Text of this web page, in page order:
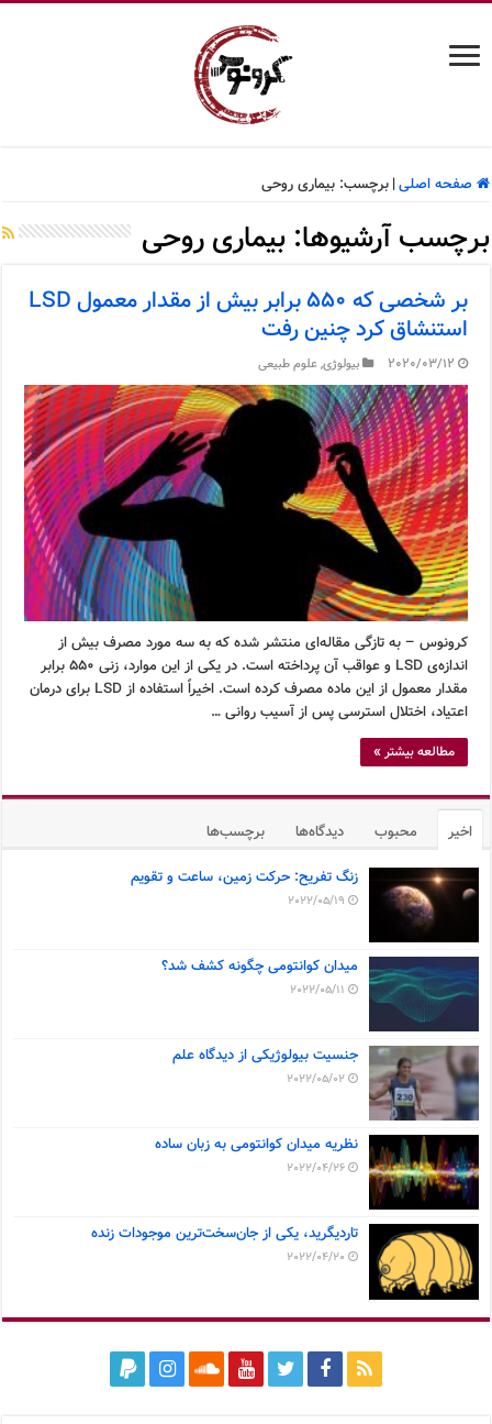
صفحه اصلی| برچسب:بیماری روحی
برچسب آرشیوها:بیماری روحی
بر شخصی که ۵۵۰ برابر بیش از مقدار معمول LSD
استنشاق کرد چنین رفت
2020/03/12 بیولوژی,علوم طبیعی
کرونوس – به تازگی مقاله‌ای منتشر شده که به سه مورد مصرف بیش از
اندازه‌ی LSD و عواقب آن پرداخته است. در یکی از این موارد، زنی ۵۵۰ برابر
مقدار معمول از این ماده مصرف کرده است. اخیراً استفاده از LSD برای درمان
اعتیاد، اختلال استرسی پس از آسیب روانی …
مطالعه بیشتر »
اخیر محبوب دیدگاه‌ها برچسب‌ها
زنگ تفریح: حرکت زمین، ساعت و تقویم
2022/05/19
میدان کوانتومی چگونه کشف شد؟
2022/05/11
جنسیت بیولوژیکی از دیدگاه علم
2022/05/02
نظریه میدان کوانتومی به زبان ساده
2022/04/26
تاردیگرید، یکی از جان‌سخت‌ترین موجودات زنده
2022/04/20